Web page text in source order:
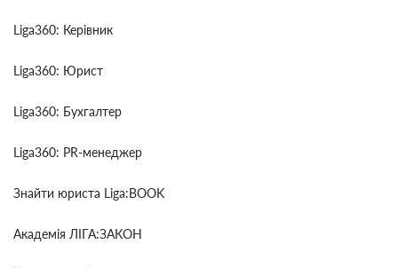
Liga360: Керівник
Liga360: Юрист
Liga360: Бухгалтер
Liga360: PR-менеджер
Знайти юриста Liga:BOOK
Академія ЛІГА:ЗАКОН